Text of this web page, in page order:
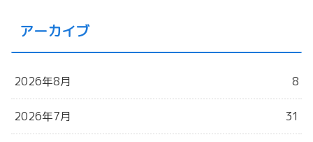
アーカイブ
2026年8月 8
2026年7月 31